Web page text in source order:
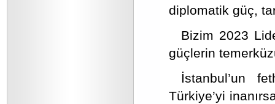
diplomatik güç,
Bizim 2023
güçlerin
İstanbul’un
Türkiye’yi